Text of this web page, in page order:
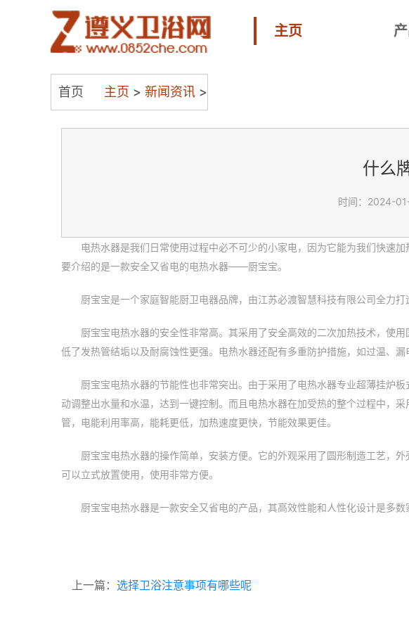
主页
首页 主页 > 新闻资讯 >
什么
时间：2024-
电热水器是我们日常使用过程中必不可少的小家电，因为它能为我们快速
要介绍的是一款安全又省电的电热水器——厨宝宝。
厨宝宝是一个家庭智能厨卫电器品牌，由江苏必渡智慧科技有限公司全力
厨宝宝电热水器的安全性非常高。其采用了安全高效的二次加热技术，使
低了发热管结垢以及耐腐蚀性更强。电热水器还配有多重防护措施，如过温、
厨宝宝电热水器的节能性也非常突出。由于采用了电热水器专业超薄挂炉
动调整出水量和水温，达到一键控制。而且电热水器在加受热的整个过程中，
管，电能利用率高，能耗更低，加热速度更快，节能效果更佳。
厨宝宝电热水器的操作简单，安装方便。它的外观采用了圆形制造工艺，
可以立式放置使用，使用非常方便。
厨宝宝电热水器是一款安全又省电的产品，其高效性能和人性化设计是多
上一篇： 选择卫浴注意事项有哪些呢